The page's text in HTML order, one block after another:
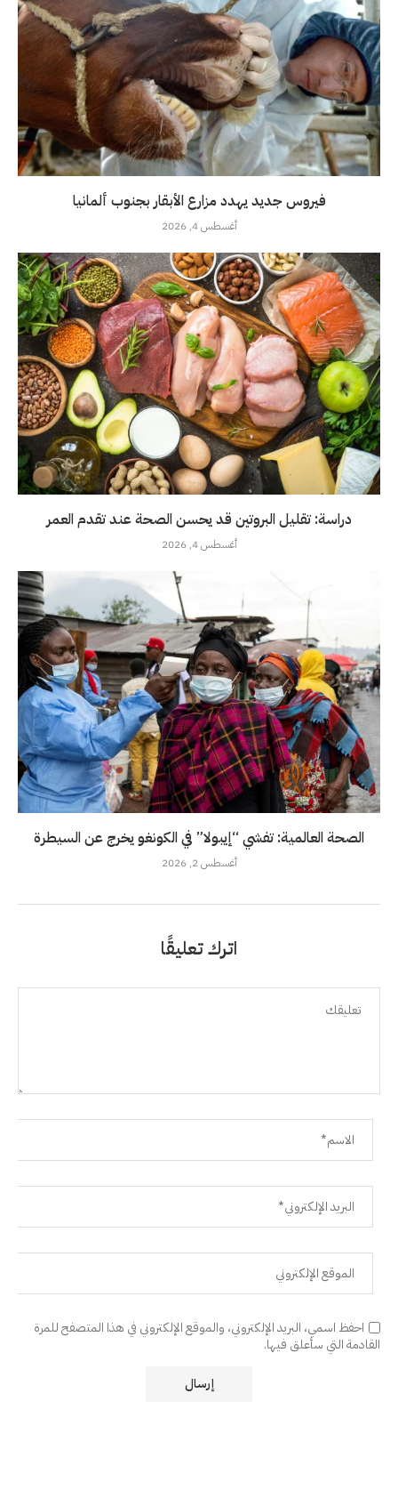
فيروس جديد يهدد مزارع الأبقار بجنوب ألمانيا
أغسطس 4, 2026
دراسة: تقليل البروتين قد يحسن الصحة عند تقدم العمر
أغسطس 4, 2026
الصحة العالمية: تفشي “إيبولا” في الكونغو يخرج عن السيطرة
أغسطس 2, 2026
اترك تعليقًا
احفظ اسمي، البريد الإلكتروني، والموقع الإلكتروني في هذا المتصفح للمرة
القادمة التي سأعلق فيها.